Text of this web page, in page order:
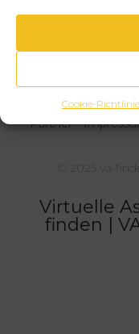
Cookie-Richtlinie
© 2025 va-
Partner
Virtuelle
finden |